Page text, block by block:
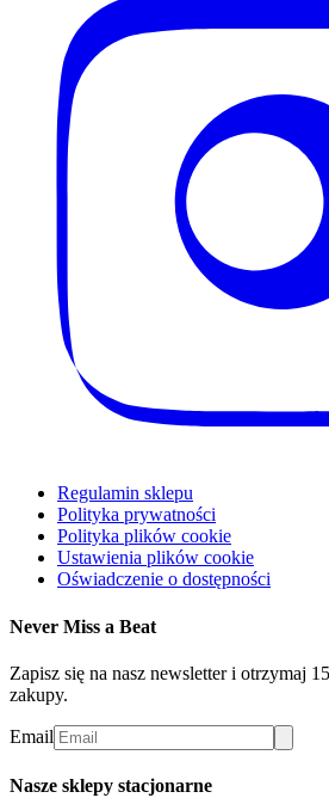
Regulamin sklepu
Polityka prywatności
Polityka plików cookie
Ustawienia plików cookie
Oświadczenie o dostępności
Never Miss a Beat
Zapisz się na nasz newsletter i otrzymaj
zakupy.
Email
Nasze sklepy stacjonarne